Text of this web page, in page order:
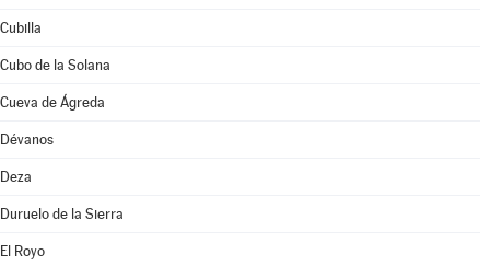
Cubilla
Cubo de la Solana
Cueva de Ágreda
Dévanos
Deza
Duruelo de la Sierra
El Royo